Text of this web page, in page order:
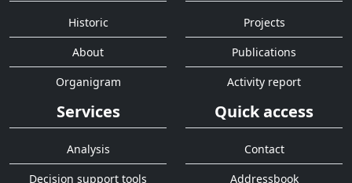
Historic
About
Organigram
Projects
Publications
Activity report
Services
Analysis
Decision support tools
Quick access
Contact
Addressbook